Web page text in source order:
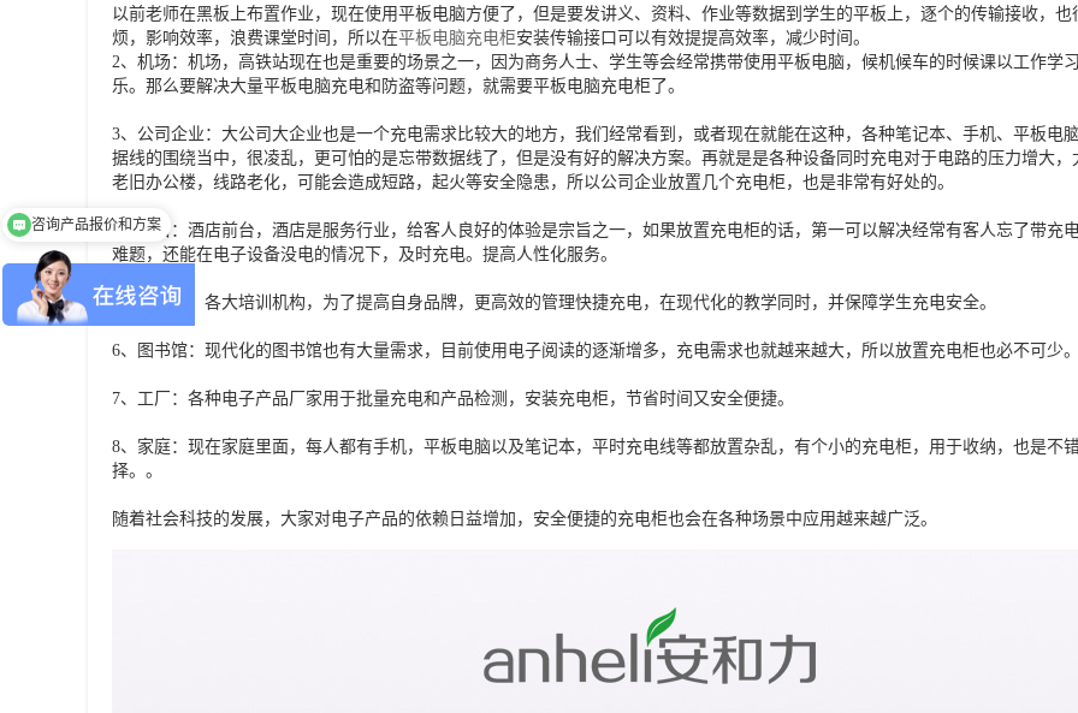
以前老师在黑板上布置作业，现在使用平板电脑方便了，但是要发讲义、资料、作业等数据到学生的平板上，逐个的传输接收，也
烦，影响效率，浪费课堂时间，所以在平板电脑充电柜安装传输接口可以有效提提高效率，减少时间。
2、机场：机场，高铁站现在也是重要的场景之一，因为商务人士、学生等会经常携带使用平板电脑，候机候车的时候课以工作学
乐。那么要解决大量平板电脑充电和防盗等问题，就需要平板电脑充电柜了。
3、公司企业：大公司大企业也是一个充电需求比较大的地方，我们经常看到，或者现在就能在这种，各种笔记本、手机、平板电
据线的围绕当中，很凌乱，更可怕的是忘带数据线了，但是没有好的解决方案。再就是是各种设备同时充电对于电路的压力增大，
老旧办公楼，线路老化，可能会造成短路，起火等安全隐患，所以公司企业放置几个充电柜，也是非常有好处的。
4、酒店：酒店前台，酒店是服务行业，给客人良好的体验是宗旨之一，如果放置充电柜的话，第一可以解决经常有客人忘了带充
难题，还能在电子设备没电的情况下，及时充电。提高人性化服务。
5、培训班：各大培训机构，为了提高自身品牌，更高效的管理快捷充电，在现代化的教学同时，并保障学生充电安全。
6、图书馆：现代化的图书馆也有大量需求，目前使用电子阅读的逐渐增多，充电需求也就越来越大，所以放置充电柜也必不可少。
7、工厂：各种电子产品厂家用于批量充电和产品检测，安装充电柜，节省时间又安全便捷。
8、家庭：现在家庭里面，每人都有手机，平板电脑以及笔记本，平时充电线等都放置杂乱，有个小的充电柜，用于收纳，也是不
择。。
随着社会科技的发展，大家对电子产品的依赖日益增加，安全便捷的充电柜也会在各种场景中应用越来越广泛。
咨询产品报价和方案
具体价格可以发下吗？